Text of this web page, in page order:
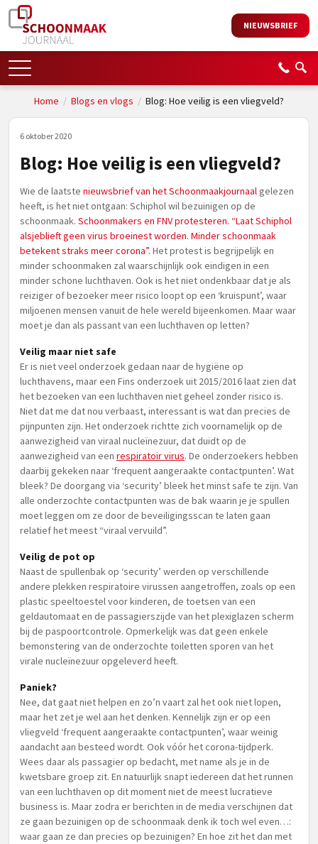
NIEUWSBRIEF
Home / Blogs en vlogs / Blog: Hoe veilig is een vliegveld?
6 oktober 2020
Blog: Hoe veilig is een vliegveld?
Wie de laatste nieuwsbrief van het Schoonmaakjournaal gelezen
heeft, is het niet ontgaan: Schiphol wil bezuinigen op de
schoonmaak. Schoonmakers en FNV protesteren. “Laat Schiphol
alsjeblieft geen virus broeinest worden. Minder schoonmaak
betekent straks meer corona”. Het protest is begrijpelijk en
minder schoonmaken zal waarschijnlijk ook eindigen in een
minder schone luchthaven. Ook is het niet ondenkbaar dat je als
reiziger of bezoeker meer risico loopt op een ‘kruispunt’, waar
miljoenen mensen vanuit de hele wereld bijeenkomen. Maar waar
moet je dan als passant van een luchthaven op letten?
Veilig maar niet safe
Er is niet veel onderzoek gedaan naar de hygiëne op
luchthavens, maar een Fins onderzoek uit 2015/2016 laat zien dat
het bezoeken van een luchthaven niet geheel zonder risico is.
Niet dat me dat nou verbaast, interessant is wat dan precies de
pijnpunten zijn. Het onderzoek richtte zich voornamelijk op de
aanwezigheid van viraal nucleïnezuur, dat duidt op de
aanwezigheid van een respiratoir virus. De onderzoekers hebben
daarbij gekeken naar ‘frequent aangeraakte contactpunten’. Wat
bleek? De doorgang via ‘security’ bleek het minst safe te zijn. Van
alle onderzochte contactpunten was de bak waarin je je spullen
moet leggen om ze door de beveiligingsscan te laten gaan
relatief het meest “viraal vervuild”.
Veilig de pot op
Naast de spullenbak op ‘security’ werden op verschillende
andere plekken respiratoire virussen aangetroffen, zoals op een
plastic speeltoestel voor kinderen, de toetsen van een
geldautomaat en de passagierszijde van het plexiglazen scherm
bij de paspoortcontrole. Opmerkelijk was dat geen enkele
bemonstering van de onderzochte toiletten sporen van het
virale nucleïnezuur opgeleverd heeft.
Paniek?
Nee, dat gaat niet helpen en zo’n vaart zal het ook niet lopen,
maar het zet je wel aan het denken. Kennelijk zijn er op een
vliegveld ‘frequent aangeraakte contactpunten’, waar weinig
aandacht aan besteed wordt. Ook vóór het corona-tijdperk.
Wees daar als passagier op bedacht, met name als je in de
kwetsbare groep zit. En natuurlijk snapt iedereen dat het runnen
van een luchthaven op dit moment niet de meest lucratieve
business is. Maar zodra er berichten in de media verschijnen dat
ze gaan bezuinigen op de schoonmaak denk ik toch wel even…:
waar gaan ze dan precies op bezuinigen? En hoe zit het dan met